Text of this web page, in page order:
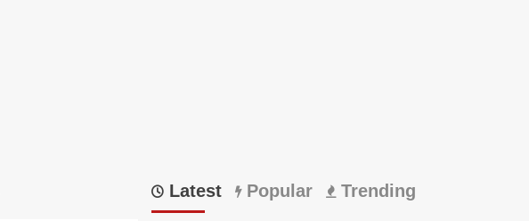
Latest Popular Trending